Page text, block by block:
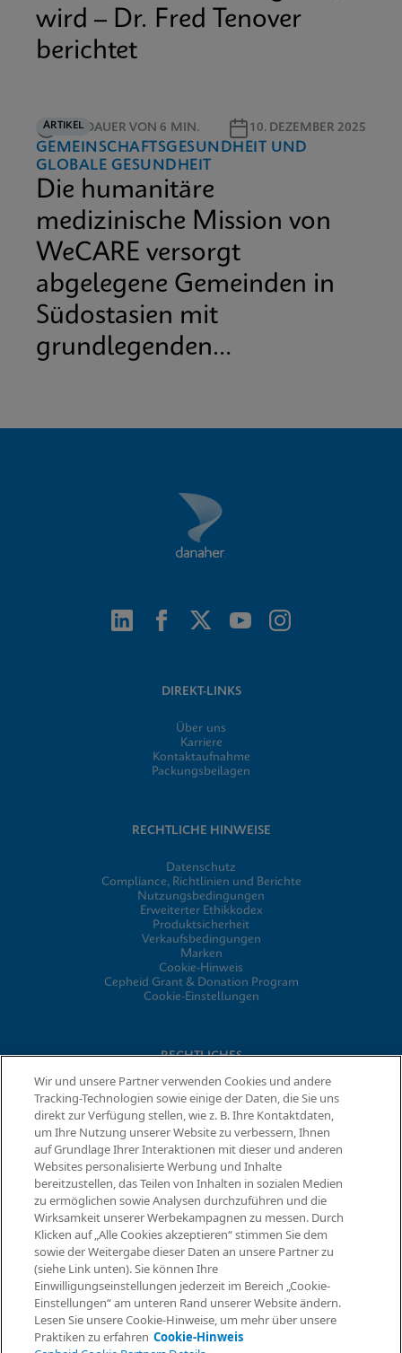
wird – Dr. Fred Tenover
berichtet
ARTIKEL
LESEDAUER VON 6 MIN. 10. DEZEMBER 2025
GEMEINSCHAFTSGESUNDHEIT UND
GLOBALE GESUNDHEIT
Die humanitäre
medizinische Mission von
WeCARE versorgt
abgelegene Gemeinden in
Südostasien mit
grundlegenden
DIREKT-LINKS
Über uns
Karriere
Kontaktaufnahme
Packungsbeilagen
RECHTLICHE HINWEISE
Datenschutz
Compliance, Richtlinien und Berichte
Nutzungsbedingungen
Erweiterter Ethikkodex
Produktsicherheit
Verkaufsbedingungen
Marken
Cookie-Hinweis
Cepheid Grant & Donation Program
Cookie-Einstellungen
RECHTLICHES
Datenschutzvereinbarung
Partner-Gemeinschaften
Allgemeine Geschäftsbedingungen für Informationssicherheit
© 2026 Cepheid. Cepheid®, das Cepheid-Logo, GeneXpert®,
Xpert® und I-CORE® sind Marken von Cepheid, die in den USA
und anderen Ländern eingetragen sind.
Wir und unsere Partner verwenden Cookies und andere
Tracking-Technologien sowie einige der Daten, die Sie uns
direkt zur Verfügung stellen, wie z. B. Ihre Kontaktdaten,
um Ihre Nutzung unserer Website zu verbessern, Ihnen
auf Grundlage Ihrer Interaktionen mit dieser und anderen
Websites personalisierte Werbung und Inhalte
bereitzustellen, das Teilen von Inhalten in sozialen Medien
zu ermöglichen sowie Analysen durchzuführen und die
Wirksamkeit unserer Werbekampagnen zu messen. Durch
Klicken auf „Alle Cookies akzeptieren“ stimmen Sie dem
sowie der Weitergabe dieser Daten an unsere Partner zu
(siehe Link unten). Sie können Ihre
Einwilligungseinstellungen jederzeit im Bereich „Cookie-
Einstellungen“ am unteren Rand unserer Website ändern.
Lesen Sie unsere Cookie-Hinweise, um mehr über unsere
Praktiken zu erfahren Cookie-Hinweis